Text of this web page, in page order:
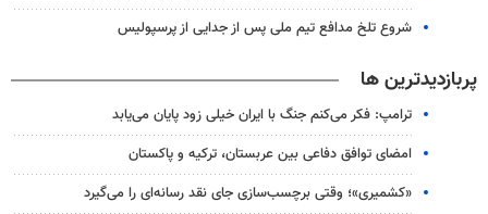
شروع تلخ مدافع تیم ملی پس از جدایی از پرسپولیس
پربازدیدترین ها
ترامپ: فکر می‌کنم جنگ با ایران خیلی زود پایان می‌یابد
امضای توافق دفاعی بین عربستان، ترکیه و پاکستان
«کشمیری»؛ وقتی برچسب‌سازی جای نقد رسانه‌ای را می‌گیرد